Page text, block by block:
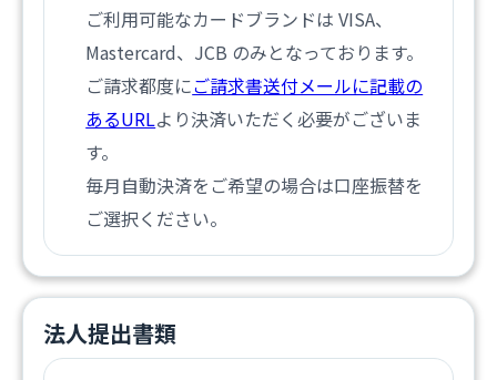
ご利用可能なカードブランドは VISA、
Mastercard、JCB のみとなっております。
ご請求都度にご請求書送付メールに記載の
あるURLより決済いただく必要がございま
す。
毎月自動決済をご希望の場合は口座振替を
ご選択ください。
法人提出書類